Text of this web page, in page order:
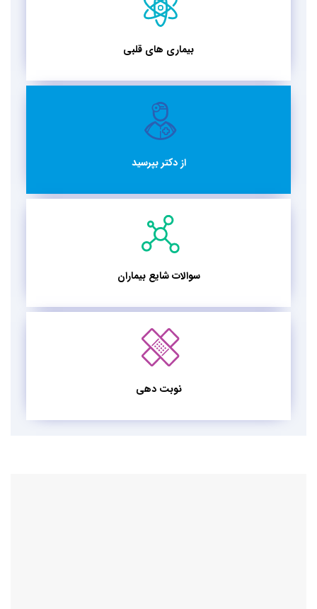
بیماری های قلبی
از دکتر بپرسید
سوالات شایع بیماران
نوبت دهی